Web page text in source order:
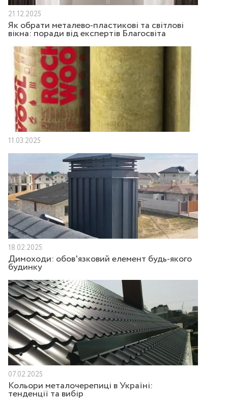
21.12.2025
Як обрати металево-пластикові та світлові
вікна: поради від експертів Благосвіта
11.03.2025
18.02.2025
Димоходи: обов'язковий елемент будь-якого
будинку
07.02.2025
Кольори металочерепиці в Україні:
тенденції та вибір